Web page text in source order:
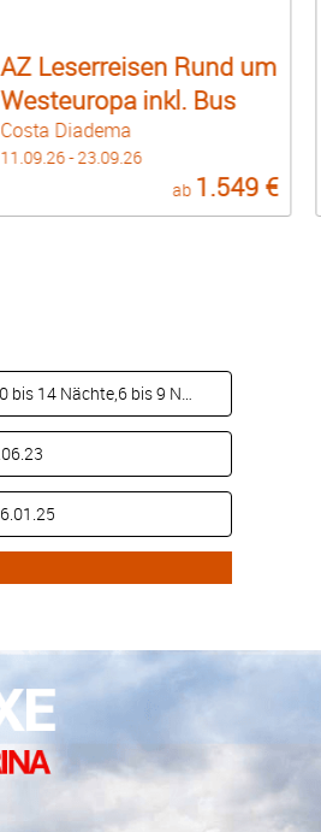
AZ Leserreisen Rund um
Westeuropa inkl. Bus
Costa Diadema
11.09.26 - 23.09.26
ab 1.549 €